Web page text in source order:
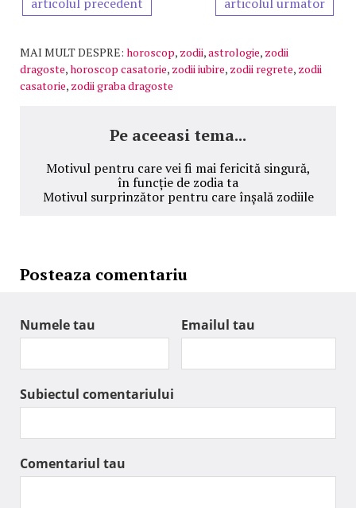
MAI MULT DESPRE: horoscop, zodii,astrologie, zodii
dragoste,horoscop casatorie, zodii iubire, zodii regrete, zodii
casatorie, zodii graba dragoste
Pe aceeasi tema...
Motivul pentru care vei fi mai fericită singură,
în funcție de zodia ta
Motivul surprinzător pentru care înșală zodiile
Posteaza comentariu
Numele tau Emailul tau
Subiectul comentariului
Comentariul tau